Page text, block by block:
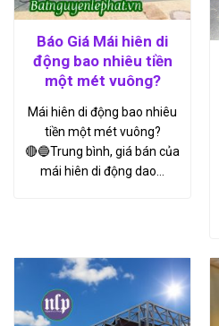
Báo Giá Mái hiên di
động bao nhiêu tiền
một mét vuông?
Mái hiên di động bao nhiêu
tiền một mét vuông?
🔴🔵Trung bình, giá bán của
mái hiên di động dao…